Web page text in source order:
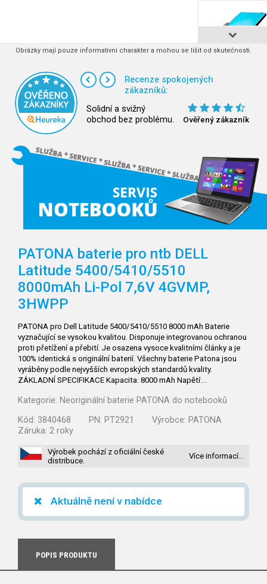
Obrázky mají pouze informativní charakter a mohou se lišit od skutečnosti.
Recenze spokojených
zákazníků:
Solidní a svižný
obchod bez problému.
Ověřený zákazník
PATONA baterie pro ntb DELL
Latitude 5400/5410/5510
8000mAh Li-Pol 7,6V 4GVMP,
3HWPP
PATONA pro Dell Latitude 5400/5410/5510 8000 mAh Baterie
vyznačující se vysokou kvalitou. Disponuje integrovanou ochranou
proti přetížení a přebití. Je osazena vysoce kvalitními články a je
100% identická s originální baterií. Všechny baterie Patona jsou
vyráběny podle nejvyšších evropských standardů kvality.
ZÁKLADNÍ SPECIFIKACE Kapacita: 8000 mAh Napětí:…
Kategorie: Neoriginální baterie PATONA do notebooků
Kód: 3840468 PN: PT2921 Výrobce: PATONA
Záruka: 2 roky
Výrobek pochází z oficiální české
distribuce.
Více informací…
Aktuálně není v nabídce
POPIS PRODUKTU